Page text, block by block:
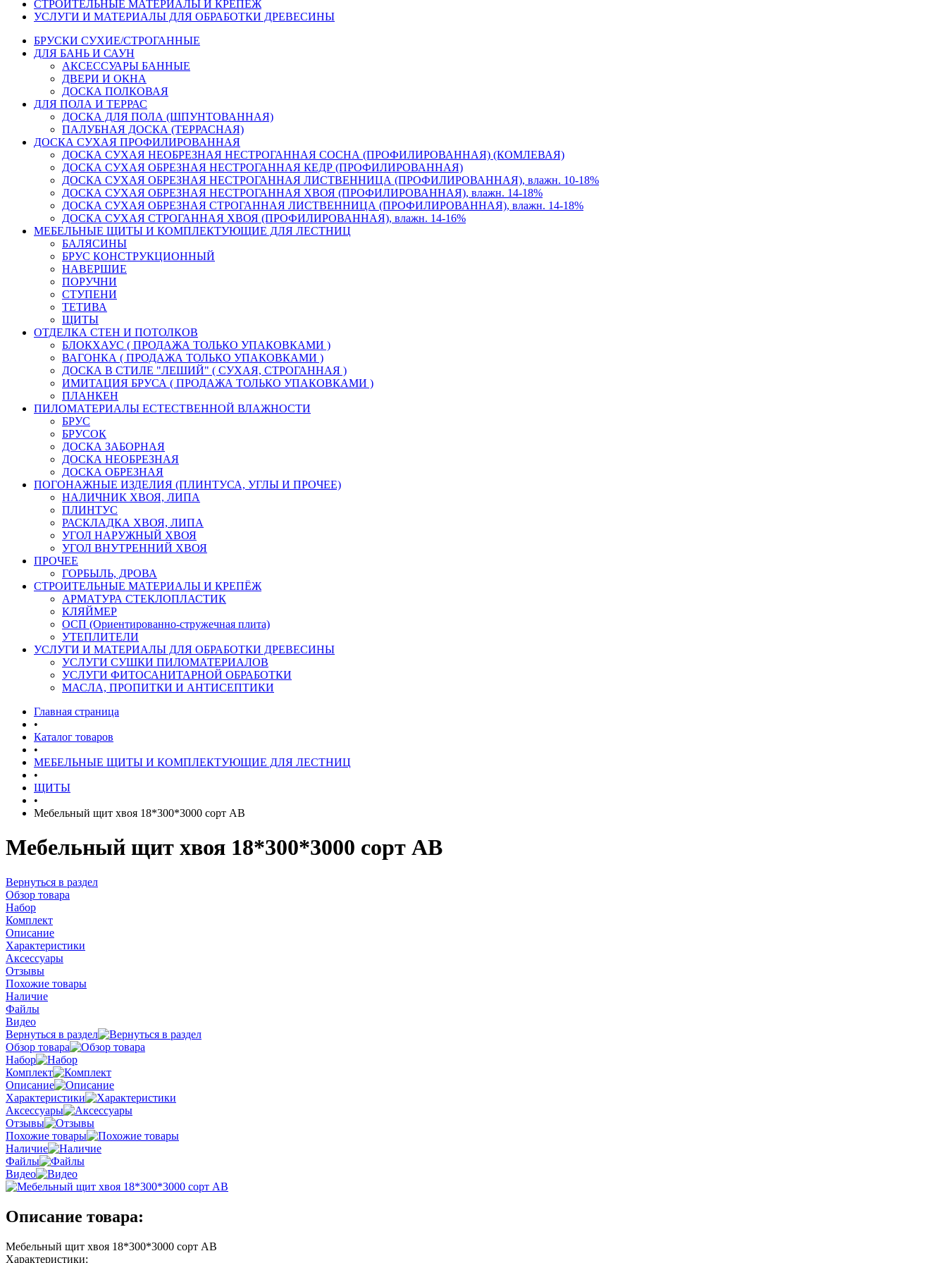
СТРОИТЕЛЬНЫЕ МАТЕРИАЛЫ И КРЕПЁЖ
УСЛУГИ И МАТЕРИАЛЫ ДЛЯ ОБРАБОТКИ ДРЕВЕСИНЫ
БРУСКИ СУХИЕ/СТРОГАННЫЕ
ДЛЯ БАНЬ И САУН
АКСЕССУАРЫ БАННЫЕ
ДВЕРИ И ОКНА
ДОСКА ПОЛКОВАЯ
ДЛЯ ПОЛА И ТЕРРАС
ДОСКА ДЛЯ ПОЛА (ШПУНТОВАННАЯ)
ПАЛУБНАЯ ДОСКА (ТЕРРАСНАЯ)
ДОСКА СУХАЯ ПРОФИЛИРОВАННАЯ
ДОСКА СУХАЯ НЕОБРЕЗНАЯ НЕСТРОГАННАЯ СОСНА (ПРОФИЛИРОВАННАЯ) (КОМЛЕВАЯ)
ДОСКА СУХАЯ ОБРЕЗНАЯ НЕСТРОГАННАЯ КЕДР (ПРОФИЛИРОВАННАЯ)
ДОСКА СУХАЯ ОБРЕЗНАЯ НЕСТРОГАННАЯ ЛИСТВЕННИЦА (ПРОФИЛИРОВАННАЯ), влажн. 10-18%
ДОСКА СУХАЯ ОБРЕЗНАЯ НЕСТРОГАННАЯ ХВОЯ (ПРОФИЛИРОВАННАЯ), влажн. 14-18%
ДОСКА СУХАЯ ОБРЕЗНАЯ СТРОГАННАЯ ЛИСТВЕННИЦА (ПРОФИЛИРОВАННАЯ), влажн. 14-18%
ДОСКА СУХАЯ СТРОГАННАЯ ХВОЯ (ПРОФИЛИРОВАННАЯ), влажн. 14-16%
МЕБЕЛЬНЫЕ ЩИТЫ И КОМПЛЕКТУЮЩИЕ ДЛЯ ЛЕСТНИЦ
БАЛЯСИНЫ
БРУС КОНСТРУКЦИОННЫЙ
НАВЕРШИЕ
ПОРУЧНИ
СТУПЕНИ
ТЕТИВА
ЩИТЫ
ОТДЕЛКА СТЕН И ПОТОЛКОВ
БЛОКХАУС ( ПРОДАЖА ТОЛЬКО УПАКОВКАМИ )
ВАГОНКА ( ПРОДАЖА ТОЛЬКО УПАКОВКАМИ )
ДОСКА В СТИЛЕ "ЛЕШИЙ" ( СУХАЯ, СТРОГАННАЯ )
ИМИТАЦИЯ БРУСА ( ПРОДАЖА ТОЛЬКО УПАКОВКАМИ )
ПЛАНКЕН
ПИЛОМАТЕРИАЛЫ ЕСТЕСТВЕННОЙ ВЛАЖНОСТИ
БРУС
БРУСОК
ДОСКА ЗАБОРНАЯ
ДОСКА НЕОБРЕЗНАЯ
ДОСКА ОБРЕЗНАЯ
ПОГОНАЖНЫЕ ИЗДЕЛИЯ (ПЛИНТУСА, УГЛЫ И ПРОЧЕЕ)
НАЛИЧНИК ХВОЯ, ЛИПА
ПЛИНТУС
РАСКЛАДКА ХВОЯ, ЛИПА
УГОЛ НАРУЖНЫЙ ХВОЯ
УГОЛ ВНУТРЕННИЙ ХВОЯ
ПРОЧЕЕ
ГОРБЫЛЬ, ДРОВА
СТРОИТЕЛЬНЫЕ МАТЕРИАЛЫ И КРЕПЁЖ
АРМАТУРА СТЕКЛОПЛАСТИК
КЛЯЙМЕР
ОСП (Ориентированно-стружечная плита)
УТЕПЛИТЕЛИ
УСЛУГИ И МАТЕРИАЛЫ ДЛЯ ОБРАБОТКИ ДРЕВЕСИНЫ
УСЛУГИ СУШКИ ПИЛОМАТЕРИАЛОВ
УСЛУГИ ФИТОСАНИТАРНОЙ ОБРАБОТКИ
МАСЛА, ПРОПИТКИ И АНТИСЕПТИКИ
Главная страница
•
Каталог товаров
•
МЕБЕЛЬНЫЕ ЩИТЫ И КОМПЛЕКТУЮЩИЕ ДЛЯ ЛЕСТНИЦ
•
ЩИТЫ
•
Мебельный щит хвоя 18*300*3000 сорт АВ
Мебельный щит хвоя 18*300*3000 сорт АВ
Вернуться в раздел
Обзор товара
Набор
Комплект
Описание
Характеристики
Аксессуары
Отзывы
Похожие товары
Наличие
Файлы
Видео
Вернуться в раздел
Обзор товара
Набор
Комплект
Описание
Характеристики
Аксессуары
Отзывы
Похожие товары
Наличие
Файлы
Видео
Описание товара:
Мебельный щит хвоя 18*300*3000 сорт АВ
Характеристики: